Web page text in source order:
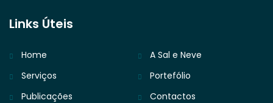
Links Úteis
Home
A Sal e Neve
Serviços
Portefólio
Publicações
Contactos